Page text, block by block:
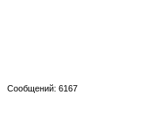
Сообщений: 6167